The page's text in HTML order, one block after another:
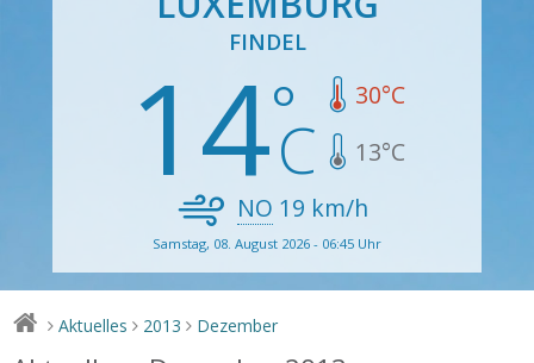
FINDEL
14 30°C
13°C
NO 19 km/h
Samstag, 08. August 2026 - 06:45 Uhr
> Aktuelles > 2013 > Dezember